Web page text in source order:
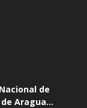
de
Aragua...